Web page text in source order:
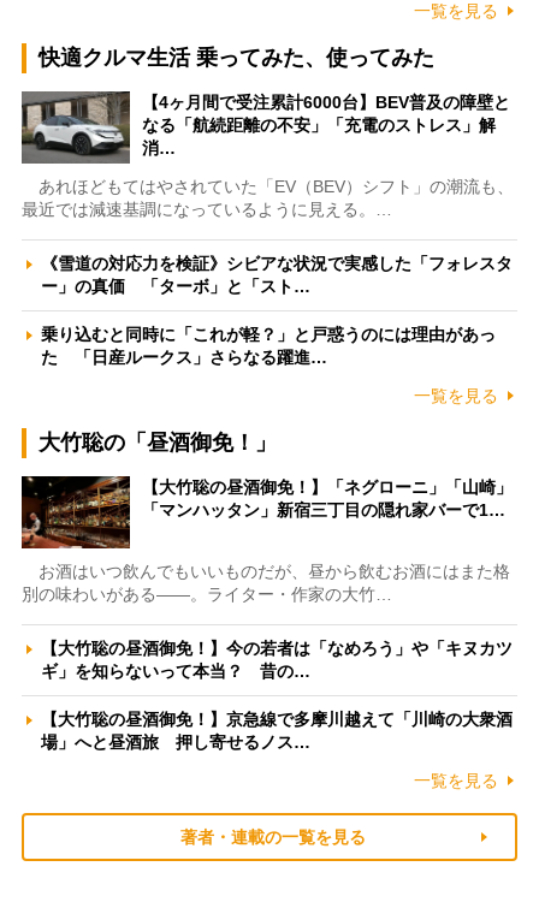
一覧を見る
快適クルマ生活 乗ってみた、使ってみた
【4ヶ月間で受注累計6000台】BEV普及の障壁と
なる「航続距離の不安」「充電のストレス」解
消…
あれほどもてはやされていた「EV（BEV）シフト」の潮流も、
最近では減速基調になっているように見える。…
《雪道の対応力を検証》シビアな状況で実感した「フォレスタ
ー」の真価 「ターボ」と「スト…
乗り込むと同時に「これが軽？」と戸惑うのには理由があっ
た 「日産ルークス」さらなる躍進…
一覧を見る
大竹聡の「昼酒御免！」
【大竹聡の昼酒御免！】「ネグローニ」「山崎」
「マンハッタン」新宿三丁目の隠れ家バーで1…
お酒はいつ飲んでもいいものだが、昼から飲むお酒にはまた格
別の味わいがある――。ライター・作家の大竹…
【大竹聡の昼酒御免！】今の若者は「なめろう」や「キヌカツ
ギ」を知らないって本当？ 昔の…
【大竹聡の昼酒御免！】京急線で多摩川越えて「川崎の大衆酒
場」へと昼酒旅 押し寄せるノス…
一覧を見る
著者・連載の一覧を見る